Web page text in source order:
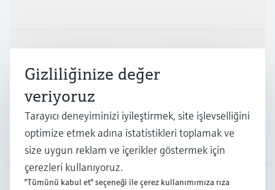
Endüstriler
Destek
Şirket
Gizliliğinize değer
veriyoruz
Tarayıcı deneyiminizi iyileştirmek, site işlevselliğini
optimize etmek adına istatistikleri toplamak ve
size uygun reklam ve içerikler göstermek için
çerezleri kullanıyoruz.
"Tümünü kabul et" seçeneği ile çerez kullanımımıza rıza